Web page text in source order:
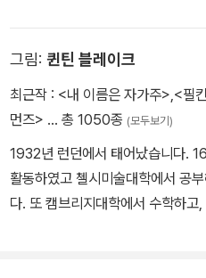
기꾼으로서의 소질을 발휘하기 시
험을 담은 단편소설들을 미국의
의 기발한 이야기 솜씨는 단숨에 독
로 에드거 엘런 포 상과 전미 미스
기에 대한 집착, 속고 속이는 의뭉
없는 기이한 목표를 향해 놀라운
그림: 퀸틴 블레이크
최근작 : <내 이름은 자가주>,<필
먼즈> … 총 1050종 (모두보기)
1932년 런던에서 태어났습니다.
활동하였고 첼시미술대학에서 공
다. 또 캠브리지대학에서 수학하고